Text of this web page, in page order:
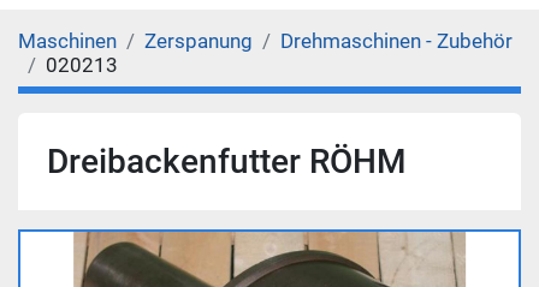
Maschinen Zerspanung
Drehmaschinen - Zubehör
020213
Dreibackenfutter RÖHM